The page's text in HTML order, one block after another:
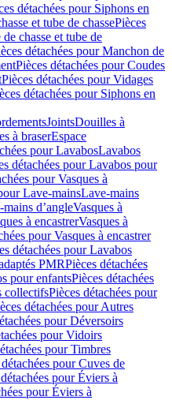
détachées pour Siphons en
et tube de chassePièces
chasse et tube de
détachées pour Manchon de
Pièces détachées pour Coudes
Pièces détachées pour Vidages
détachées pour Siphons en
JointsDouilles à
à braserEspace
pour LavabosLavabos
détachées pour Lavabos pour
pour Vasques à
Lave-mainsLave-mains
d’angleVasques à
à encastrerVasques à
pour Vasques à encastrer
détachées pour Lavabos
PMRPièces détachées
pour enfantsPièces détachées
collectifsPièces détachées pour
détachées pour Autres
pour Déversoirs
pour Vidoirs
pour Timbres
pour Cuves de
pour Éviers à
pour Éviers à